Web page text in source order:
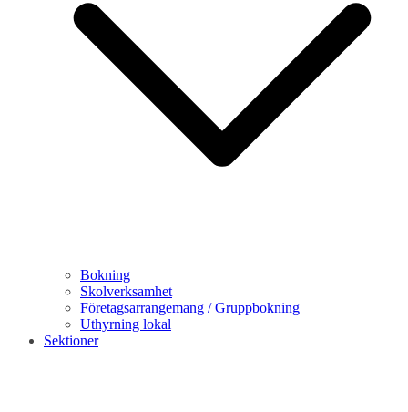
Bokning
Skolverksamhet
Företagsarrangemang / Gruppbokning
Uthyrning lokal
Sektioner